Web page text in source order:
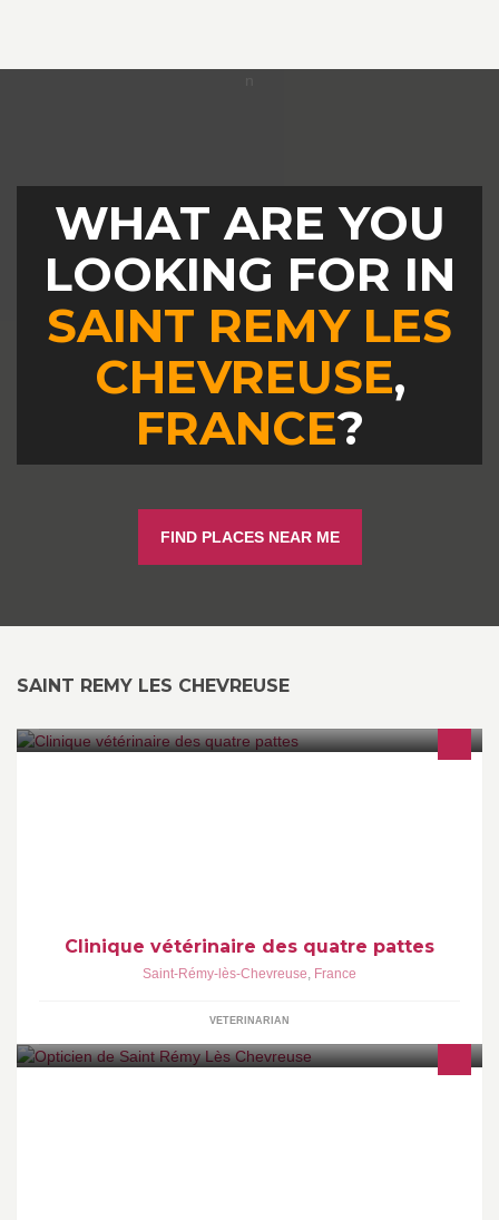
WHAT ARE YOU
LOOKING FOR IN
SAINT REMY LES
CHEVREUSE,
FRANCE?
FIND PLACES NEAR ME
SAINT REMY LES CHEVREUSE
Clinique vétérinaire des quatre pattes
Saint-Rémy-lès-Chevreuse, France
VETERINARIAN